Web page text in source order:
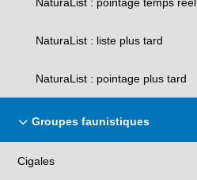
NaturaList : liste plus tard
NaturaList : pointage plus tard
Groupes faunistiques
Cigales